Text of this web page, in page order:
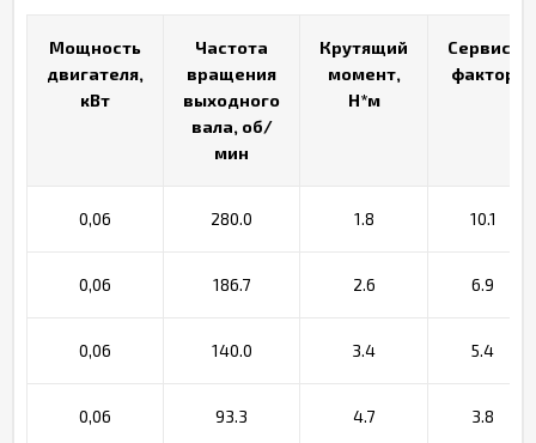
Мощность
двигателя,
кВт
Частота
вращения
выходного
вала, об/
мин
Крутящий
момент,
Н*м
Сервис-
фактор
0,06 280.0 1.8 10.1
0,06 186.7 2.6 6.9
0,06 140.0 3.4 5.4
0,06 93.3 4.7 3.8
Мощность
двигателя,
кВт
Частота
вращения
выходного
вала, об/
мин
Крутящий
момент,
Н*м
Сервис-
фактор